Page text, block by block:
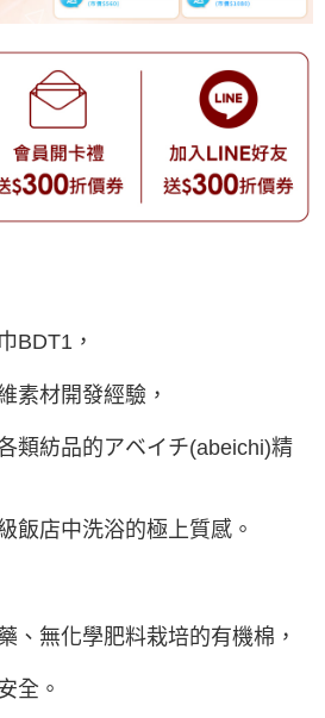
BDT1，
素材開發經驗，
類紡品的アベイチ(abeichi)精
飯店中洗浴的極上質感。
、無化學肥料栽培的有機棉，
全。